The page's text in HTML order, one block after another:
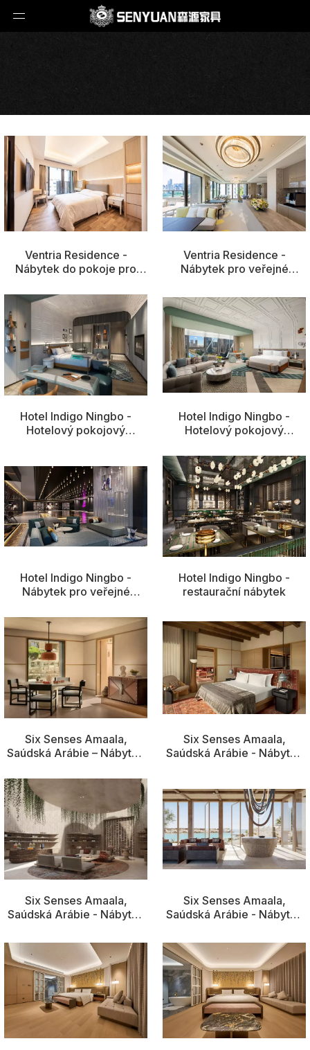
Ventria Residence -
Nábytek do pokoje pro
Ventria Residence -
Nábytek pro veřejné
Hotel Indigo Ningbo -
Hotelový pokojový
Hotel Indigo Ningbo -
Hotelový pokojový
Hotel Indigo Ningbo -
Nábytek pro veřejné
Hotel Indigo Ningbo -
restaurační nábytek
Six Senses Amaala,
Saúdská Arábie – Nábytek
Six Senses Amaala,
Saúdská Arábie - Nábytek
Six Senses Amaala,
Saúdská Arábie - Nábytek
Six Senses Amaala,
Saúdská Arábie - Nábytek